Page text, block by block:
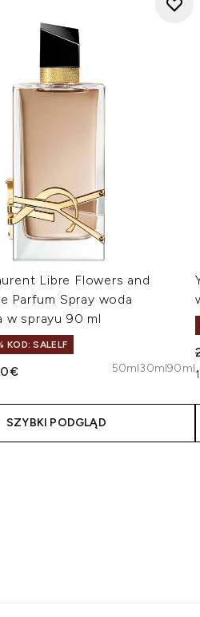
Libre Flowers and
Parfum Spray woda
w sprayu 90 ml
KOD: SALELF
detaliczna:
cena: 50ml30ml90ml
SZYBKI PODGLĄD